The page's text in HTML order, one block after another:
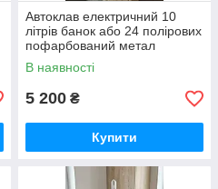
його якість і безпеку,
ваше здоров'я.
зараз, ми будемо
вами.
Автоклав електричний 10
літрів банок або 24 полірових
пофарбований метал
В наявності
5 200 ₴
Купити